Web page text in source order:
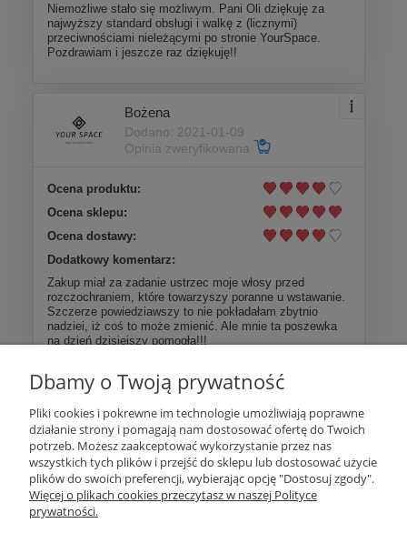
Niemożliwe stało się możliwym. Pani Oli dziękuję za
najwyższy standard obsługi i walkę z (licznymi)
przeciwnościami nieleżącymi po stronie YourSpace.
Pozdrawiam i jeszcze raz dziękuję!!
Bożena
Dodano: 2021-01-09
Opinia zweryfikowana
Ocena produktu:
Ocena sklepu:
Ocena dostawy:
Dodatkowy komentarz:
Zakup miał za zadanie ustrzec moje włosy przed
rozczochraniem, które towarzyszy poranne u wstawanie.
Szczerze powiedziawszy to nie pokładałam zbytnio
nadziei, iż coś to może zmienić. Ale mnie ta poszewka
na dzień dzisiejszy pomogła!!!
Więcej opinii
Pomoc
Moje konto
Dbamy o Twoją prywatność
Pliki cookies i pokrewne im technologie umożliwiają poprawne
działanie strony i pomagają nam dostosować ofertę do Twoich
potrzeb. Możesz zaakceptować wykorzystanie przez nas
wszystkich tych plików i przejść do sklepu lub dostosować użycie
plików do swoich preferencji, wybierając opcję "Dostosuj zgody".
Więcej o plikach cookies przeczytasz w naszej Polityce
prywatności.